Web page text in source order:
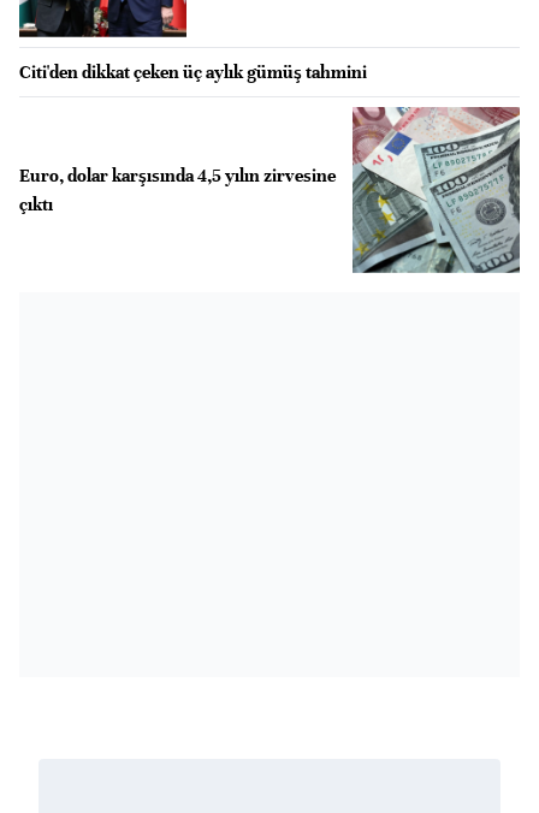
Citi'den dikkat çeken üç aylık gümüş tahmini
Euro, dolar karşısında 4,5 yılın zirvesine
çıktı